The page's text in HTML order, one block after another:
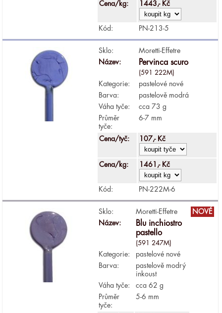
Cena/kg: 1443,- Kč
Kód: PN-213-5
Sklo:
Moretti-Effetre
Název:
Pervinca scuro
(591 222M)
Kategorie:
pastelové nové
Barva:
pastelově modrá
Váha tyče:
cca 73 g
Průměr
tyče:
6-7 mm
Cena/tyč: 107,- Kč
Cena/kg: 1461,- Kč
Kód: PN-222M-6
NOVÉ
Sklo:
Moretti-Effetre
Název:
Blu inchiostro
pastello
(591 247M)
Kategorie:
pastelové nové
Barva:
pastelově modrý
inkoust
Váha tyče:
cca 62 g
Průměr
tyče:
5-6 mm